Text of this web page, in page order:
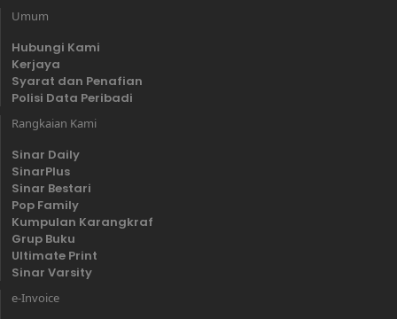
Umum
Hubungi Kami
Kerjaya
Syarat dan Penafian
Polisi Data Peribadi
Rangkaian Kami
Sinar Daily
SinarPlus
Sinar Bestari
Pop Family
Kumpulan Karangkraf
Grup Buku
Ultimate Print
Sinar Varsity
e-Invoice